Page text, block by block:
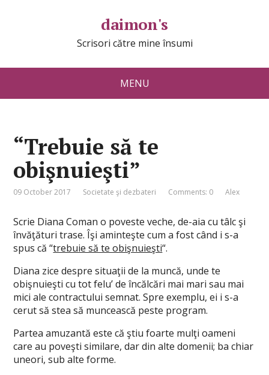
daimon's
Scrisori către mine însumi
MENU
“Trebuie să te
obişnuieşti”
09 October 2017 Societate şi dezbateri Comments: 0 Alex
Scrie Diana Coman o poveste veche, de-aia cu tâlc şi
învăţături trase. Îşi aminteşte cum a fost când i s-a
spus că “trebuie să te obişnuieşti“.
Diana zice despre situaţii de la muncă, unde te
obişnuieşti cu tot felu’ de încălcări mai mari sau mai
mici ale contractului semnat. Spre exemplu, ei i s-a
cerut să stea să muncească peste program.
Partea amuzantă este că ştiu foarte mulţi oameni
care au poveşti similare, dar din alte domenii; ba chiar
uneori, sub alte forme.